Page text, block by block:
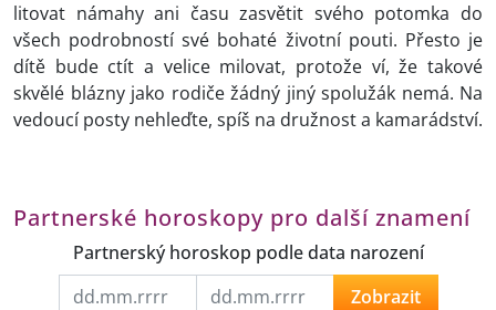
litovat námahy ani času zasvětit svého potomka do
všech podrobností své bohaté životní pouti. Přesto je
dítě bude ctít a velice milovat, protože ví, že takové
skvělé blázny jako rodiče žádný jiný spolužák nemá. Na
vedoucí posty nehleďte, spíš na družnost a kamarádství.
Partnerské horoskopy pro další znamení
Partnerský horoskop podle data narození
Zobrazit